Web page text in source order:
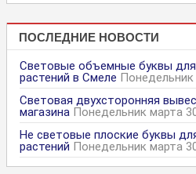
ПОСЛЕДНИЕ НОВОСТИ
Световые объемные буквы
растений в Смеле Понедельник
Световая двухсторонняя
магазина Понедельник марта
Не световые плоские буквы
растений Понедельник марта